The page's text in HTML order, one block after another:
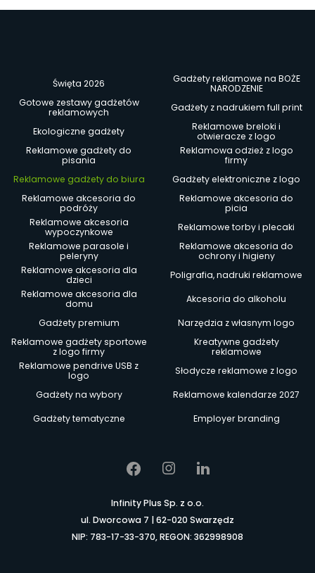
Święta 2026
Gadżety reklamowe na BOŻE
NARODZENIE
Gotowe zestawy gadżetów
reklamowych
Gadżety z nadrukiem full print
Ekologiczne gadżety
Reklamowe breloki i
otwieracze z logo
Reklamowe gadżety do
pisania
Reklamowa odzież z logo
firmy
Reklamowe gadżety do biura
Gadżety elektroniczne z logo
Reklamowe akcesoria do
podróży
Reklamowe akcesoria do
picia
Reklamowe akcesoria
wypoczynkowe
Reklamowe torby i plecaki
Reklamowe parasole i
peleryny
Reklamowe akcesoria do
ochrony i higieny
Reklamowe akcesoria dla
dzieci
Poligrafia, nadruki reklamowe
Reklamowe akcesoria dla
domu
Akcesoria do alkoholu
Gadżety premium
Narzędzia z własnym logo
Reklamowe gadżety sportowe
z logo firmy
Kreatywne gadżety
reklamowe
Reklamowe pendrive USB z
logo
Słodycze reklamowe z logo
Gadżety na wybory
Reklamowe kalendarze 2027
Gadżety tematyczne
Employer branding
Infinity Plus Sp. z o.o.
ul. Dworcowa 7 | 62-020 Swarzędz
NIP: 783-17-33-370, REGON: 362998908